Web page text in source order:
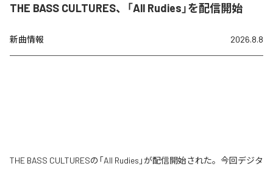
THE BASS CULTURES、「All Rudies」を配信開始
新曲情報 2026.8.8
THE BASS CULTURESの「All Rudies」が配信開始された。今回デジタ